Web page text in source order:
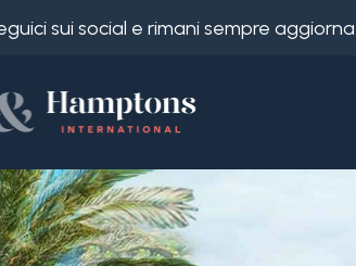
sui social e rimani sempre